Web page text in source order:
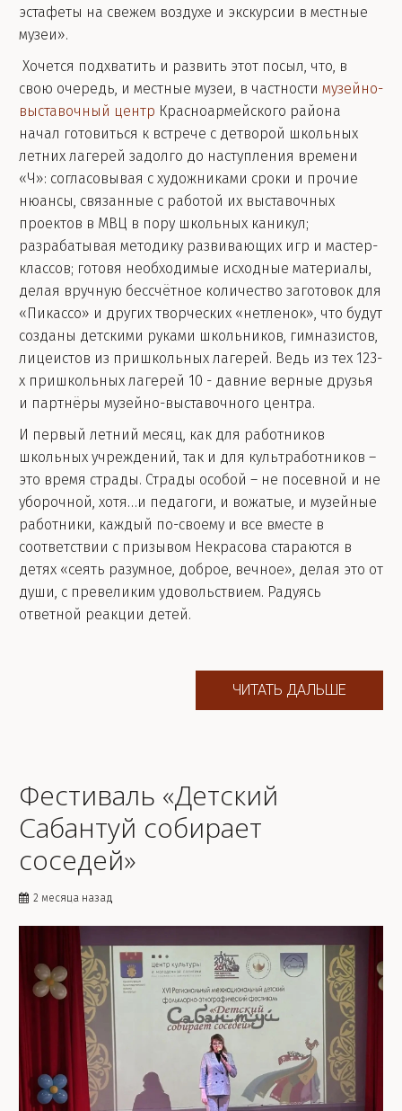
эстафеты на свежем воздухе и экскурсии в местные
музеи».
Хочется подхватить и развить этот посыл, что, в
свою очередь, и местные музеи, в частности музейно-
выставочный центр Красноармейского района
начал готовиться к встрече с детворой школьных
летних лагерей задолго до наступления времени
«Ч»: согласовывая с художниками сроки и прочие
нюансы, связанные с работой их выставочных
проектов в МВЦ в пору школьных каникул;
разрабатывая методику развивающих игр и мастер-
классов; готовя необходимые исходные материалы,
делая вручную бессчётное количество заготовок для
«Пикассо» и других творческих «нетленок», что будут
созданы детскими руками школьников, гимназистов,
лицеистов из пришкольных лагерей. Ведь из тех 123-
х пришкольных лагерей 10 - давние верные друзья
и партнёры музейно-выставочного центра.
И первый летний месяц, как для работников
школьных учреждений, так и для культработников –
это время страды. Страды особой – не посевной и не
уборочной, хотя…и педагоги, и вожатые, и музейные
работники, каждый по-своему и все вместе в
соответствии с призывом Некрасова стараются в
детях «сеять разумное, доброе, вечное», делая это от
души, с превеликим удовольствием. Радуясь
ответной реакции детей.
ЧИТАТЬ ДАЛЬШЕ
Фестиваль «Детский
Сабантуй собирает
соседей»
2 месяца назад